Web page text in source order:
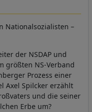
Nationalsozialisten –
der NSDAP und
größten NS-Verband
Prozess einer
Axel Spilcker erzählt
und die seiner
Erbe um?